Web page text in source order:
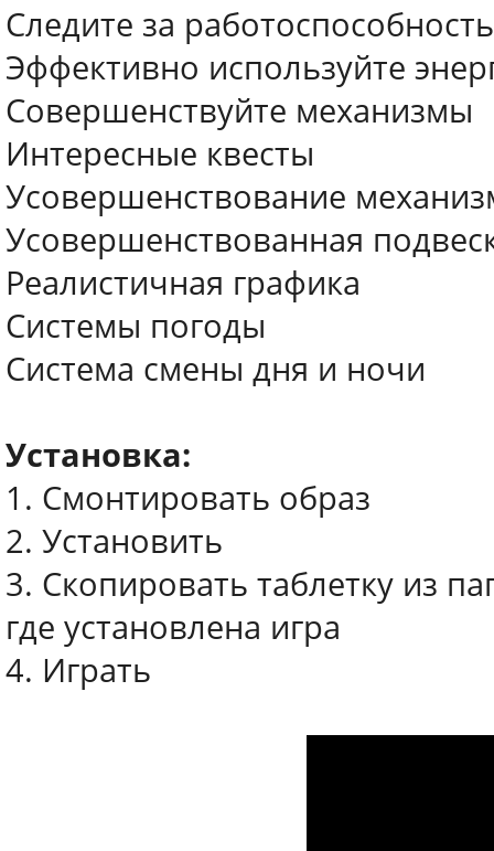
Следите за
Эффективно используйте
Совершенствуйте механизмы
Интересные квесты
Усовершенствование
Усовершенствованная
Реалистичная графика
Системы погоды
Система смены дня и ночи
Установка:
1. Смонтировать образ
2. Установить
3. Скопировать таблетку из
где установлена игра
4. Играть